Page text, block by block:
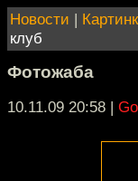
Новости |
клуб
Фотожаба
10.11.09 20:58 |